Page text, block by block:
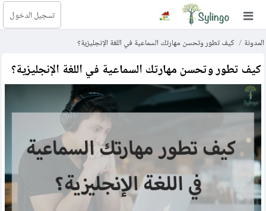
تسجيل الدخول
بحث
الصفحة الرئيسية
المكتبة
الدورات
المدونة
الأسئلة التعليمية
المدونة كيف تطور وتحسن مهارتك السماعية في اللغة الإنجليزية؟
كيف تطور وتحسن مهارتك السماعية في اللغة الإنجليزية؟